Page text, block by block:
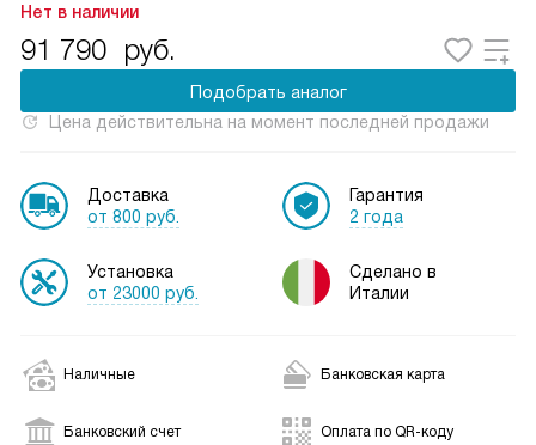
Нет в наличии
91 790 руб.
Подобрать аналог
Цена действительна на момент последней продажи
Доставка
от 800 руб.
Установка
от 23000 руб.
Гарантия
2 года
Сделано в
Италии
Наличные Банковская карта
Банковский счет Оплата по QR-коду